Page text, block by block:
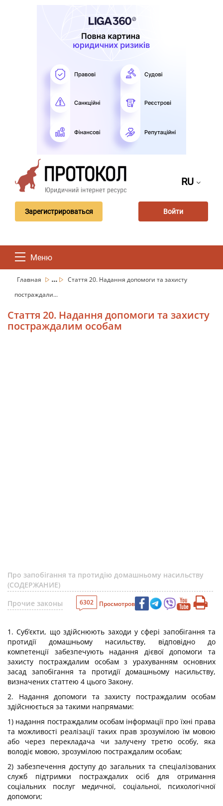
RU
Зарегистрироваться Войти
Меню
Главная ...
Стаття 20. Надання допомоги та захисту
постраждали...
Стаття 20. Надання допомоги та захисту
постраждалим особам
Про запобігання та протидію домашньому насильству
(СОДЕРЖАНИЕ)
Прочие законы
6302 Просмотров
1. Суб’єкти, що здійснюють заходи у сфері запобігання та
протидії домашньому насильству, відповідно до
компетенції забезпечують надання дієвої допомоги та
захисту постраждалим особам з урахуванням основних
засад запобігання та протидії домашньому насильству,
визначених статтею 4 цього Закону.
2. Надання допомоги та захисту постраждалим особам
здійснюється за такими напрямами:
1) надання постраждалим особам інформації про їхні права
та можливості реалізації таких прав зрозумілою їм мовою
або через перекладача чи залучену третю особу, яка
володіє мовою, зрозумілою постраждалим особам;
2) забезпечення доступу до загальних та спеціалізованих
служб підтримки постраждалих осіб для отримання
соціальних послуг медичної, соціальної, психологічної
допомоги;